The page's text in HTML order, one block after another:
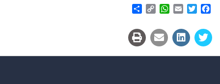
Facebook
Twitter
Email
WhatsApp
Copy